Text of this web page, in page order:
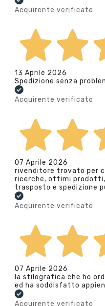
Acquirente verificato
13 Aprile 2026
Spedizione senza
Acquirente verificato
07 Aprile 2026
rivenditore trovato per
ricerche, ottimi
trasposto e spedizione
Acquirente verificato
07 Aprile 2026
la stilografica che ho
ed ha soddisfatto
Acquirente verificato